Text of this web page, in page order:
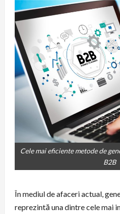
Cele mai eficiente metode de
B2B
În mediul de afaceri actual,
reprezintă una dintre cele mai